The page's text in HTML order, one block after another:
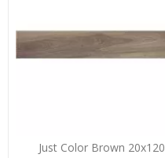
Just Color Brown 20x120